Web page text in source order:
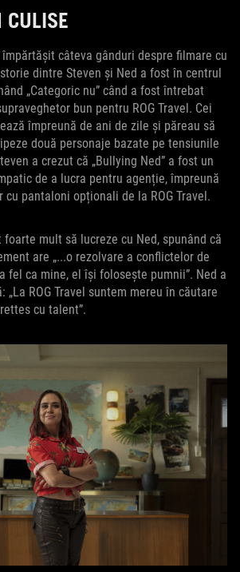
CULISE
câteva gânduri despre filmare cu
dintre Steven și Ned a fost în centrul
„Categoric nu” când a fost întrebat
bun pentru ROG Travel. Cei
împreună de ani de zile și păreau să
două personaje bazate pe tensiunile
a crezut că „Bullying Ned” a fost un
de a lucra pentru agenție, împreună
pantaloni opționali de la ROG Travel.
mult să lucreze cu Ned, spunând că
are „...o rezolvare a conflictelor de
fel ca mine, el își folosește pumnii”. Ned a
„La ROG Travel suntem mereu în căutare
cu talent”.